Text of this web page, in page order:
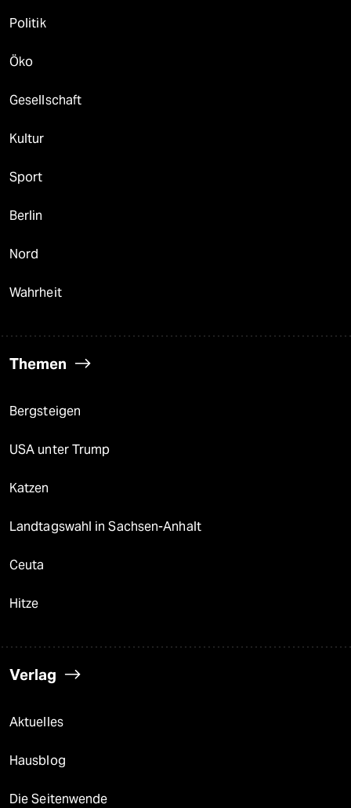
Politik
Öko
Gesellschaft
Kultur
Sport
Berlin
Nord
Wahrheit
Themen
Bergsteigen
USA unter Trump
Katzen
Landtagswahl in Sachsen-Anhalt
Ceuta
Hitze
Verlag
Aktuelles
Hausblog
Die Seitenwende